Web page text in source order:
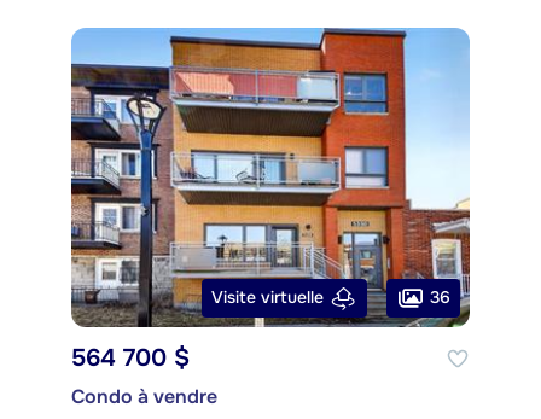
Visite virtuelle 36
564 700 $
Condo à vendre